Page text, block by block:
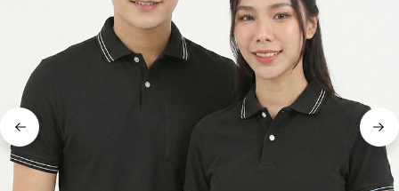
พร้อม
โลโก้
สี
เขียว
ระดับ
ที่2